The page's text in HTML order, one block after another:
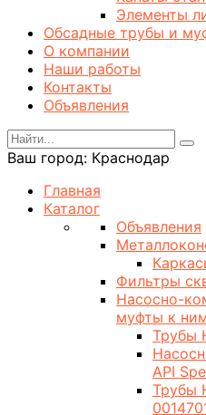
Элементы
Обсадные трубы и
О компании
Наши работы
Контакты
Объявления
Ваш город: Краснодар
Главная
Каталог
Объявления
Фильтры
Насосно-
муфты к
Трубы
API
Трубы